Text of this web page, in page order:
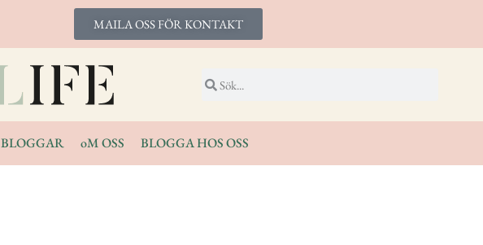
MAILA OSS FÖR KONTAKT
BLOGGAR oM OSS BLOGGA HOS OSS